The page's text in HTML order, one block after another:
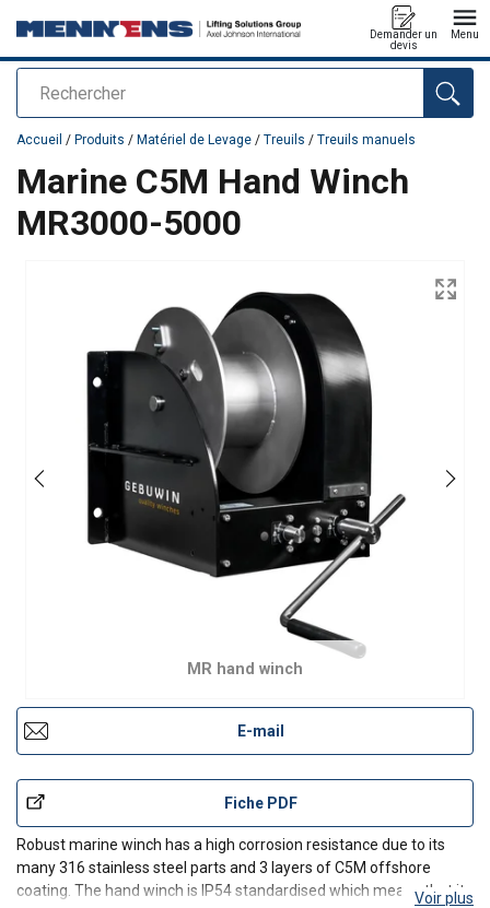
Rechercher
Demander un
devis
Menu
Ajouté au panier
Accueil / Produits / Matériel de Levage / Treuils / Treuils manuels
Marine C5M Hand Winch
MR3000-5000
MR hand winch
E-mail
Fiche PDF
Robust marine winch has a high corrosion resistance due to its
many 316 stainless steel parts and 3 layers of C5M offshore
coating. The hand winch is IP54 standardised which means that it
Voir plus